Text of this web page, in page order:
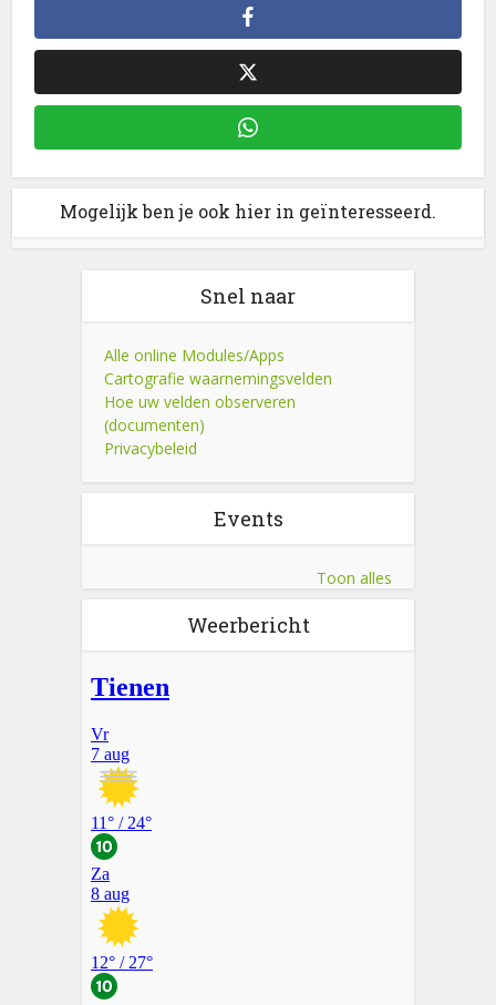
Mogelijk ben je ook hier in geïnteresseerd.
Snel naar
Alle online Modules/Apps
Cartografie waarnemingsvelden
Hoe uw velden observeren
(documenten)
Privacybeleid
Events
Toon alles
Weerbericht